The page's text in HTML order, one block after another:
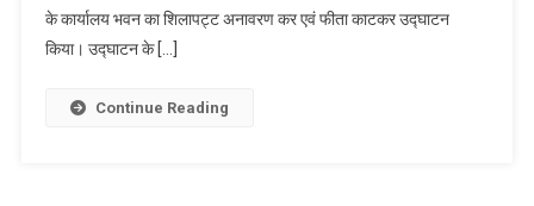
के कार्यालय भवन का शिलापट्ट अनावरण कर एवं फीता काटकर उद्घाटन
किया। उद्घाटन के […]
Continue Reading